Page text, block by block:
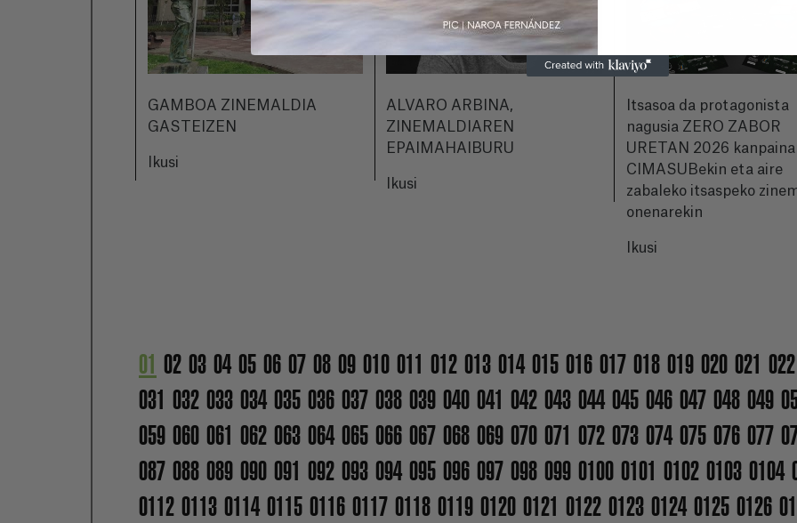
GAMBOA ZINEMALDIA
GASTEIZEN
Ikusi
ALVARO ARBINA,
ZINEMALDIAREN
EPAIMAHAIBURU
Ikusi
Itsasoa da protagonista
nagusia ZERO ZABOR
URETAN 2026
CIMASUBekin eta aire
zabaleko itsaspeko
onenarekin
Ikusi
01 02 03 04 05 06 07 08 09 010 011 012 013 014 015 016 017 018 019 020 021 022
031 032 033 034 035 036 037 038 039 040 041 042 043 044 045 046 047 048 049
059 060 061 062 063 064 065 066 067 068 069 070 071 072 073 074 075 076 077
087 088 089 090 091 092 093 094 095 096 097 098 099 0100 0101 0102 0103 0104
0112 0113 0114 0115 0116 0117 0118 0119 0120 0121 0122 0123 0124 0125 0126